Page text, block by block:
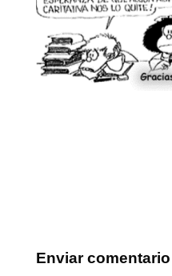
Enviar comentario